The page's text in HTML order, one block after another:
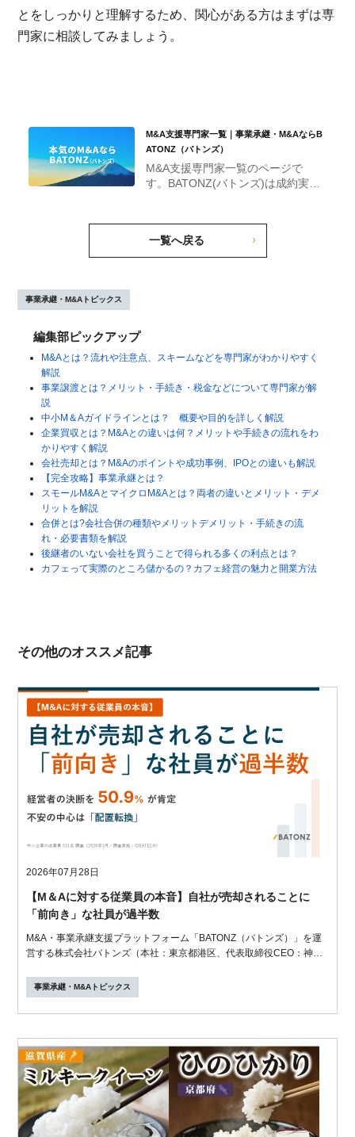
とをしっかりと理解するため、関心がある方はまずは専
門家に相談してみましょう。
M&A支援専門家一覧｜事業承継・M&AならB
ATONZ（バトンズ）
M&A支援専門家一覧のページで
す。BATONZ(バトンズ)は成約実績
一覧へ戻る
事業承継・M&Aトピックス
編集部ピックアップ
M&Aとは？流れや注意点、スキームなどを専門家がわかりやすく
解説
事業譲渡とは？メリット・手続き・税金などについて専門家が解
説
中小M＆Aガイドラインとは？ 概要や目的を詳しく解説
企業買収とは？M&Aとの違いは何？メリットや手続きの流れをわ
かりやすく解説
会社売却とは？M&Aのポイントや成功事例、IPOとの違いも解説
【完全攻略】事業承継とは？
スモールM&AとマイクロM&Aとは？両者の違いとメリット・デメ
リットを解説
合併とは?会社合併の種類やメリットデメリット・手続きの流
れ・必要書類を解説
後継者のいない会社を買うことで得られる多くの利点とは？
カフェって実際のところ儲かるの？カフェ経営の魅力と開業方法
その他のオススメ記事
2026年07月28日
【M＆Aに対する従業員の本音】自社が売却されることに
「前向き」な社員が過半数
M&A・事業承継支援プラットフォーム「BATONZ（バトンズ）」を運
営する株式会社バトンズ（本社：東京都港区、代表取締役CEO：神瀬
事業承継・M&Aトピックス